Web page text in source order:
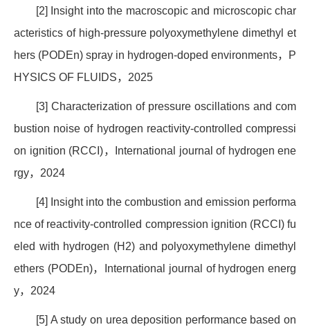
[2] Insight into the macroscopic and microscopic char
acteristics of high-pressure polyoxymethylene dimethyl et
hers (PODEn) spray in hydrogen-doped environments，
P
HYSICS OF FLUIDS， 2025
[3] Characterization of pressure oscillations and com
bustion noise of hydrogen reactivity-controlled compressi
on ignition (RCCI)，
International journal of hydrogen ene
rgy， 2024
[4] Insight into the combustion and emission performa
nce of reactivity-controlled compression ignition (RCCI) fu
eled with hydrogen (H2) and polyoxymethylene dimethyl
ethers (PODEn)，
International journal of hydrogen energ
y， 2024
[5] A study on urea deposition performance based on